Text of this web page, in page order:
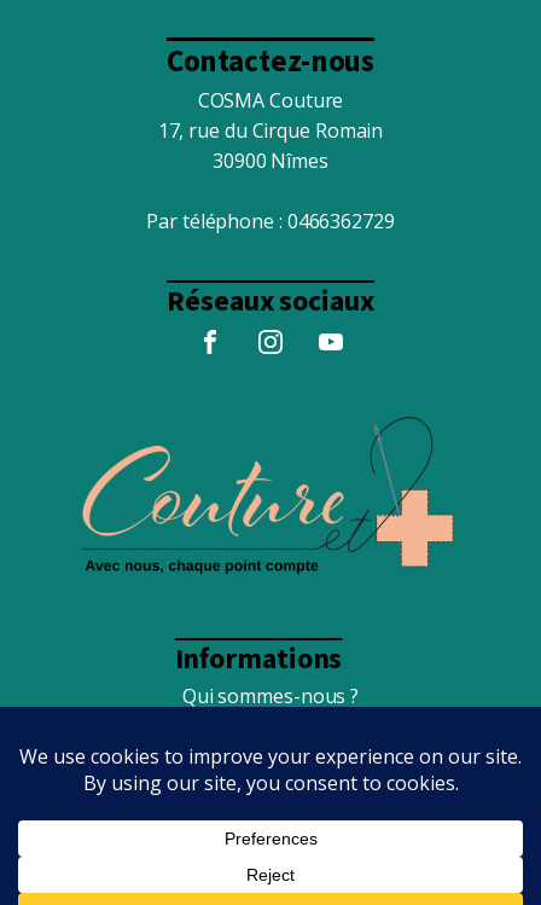
Contactez-nous
COSMA Couture
17, rue du Cirque Romain
30900 Nîmes
Par téléphone : 0466362729
Réseaux sociaux
Informations
Qui sommes-nous ?
Conditions générales de vente
Mentions légales